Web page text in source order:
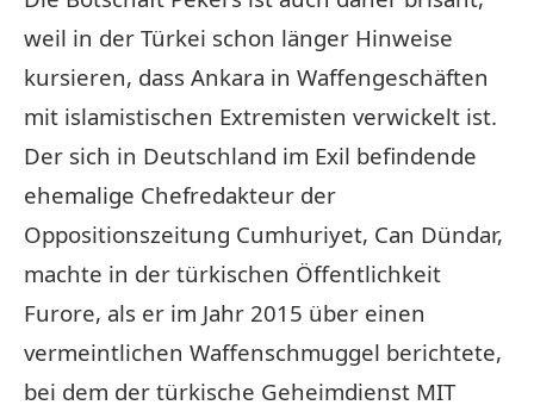
weil in der Türkei schon länger Hinweise
kursieren, dass Ankara in Waffengeschäften
mit islamistischen Extremisten verwickelt ist.
Der sich in Deutschland im Exil befindende
ehemalige Chefredakteur der
Oppositionszeitung Cumhuriyet, Can Dündar,
machte in der türkischen Öffentlichkeit
Furore, als er im Jahr 2015 über einen
vermeintlichen Waffenschmuggel berichtete,
bei dem der türkische Geheimdienst MIT